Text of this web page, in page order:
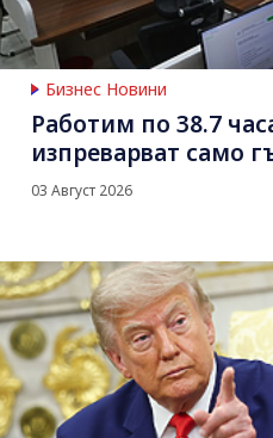
Бизнес Новини
Работим по 38.7
изпреварват само
03 Август 2026